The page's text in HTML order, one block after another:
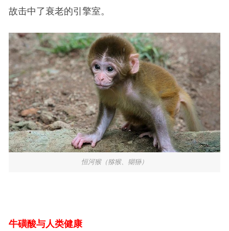
故击中了衰老的引擎室。
恒河猴（猕猴、猢狲）
牛磺酸与人类健康